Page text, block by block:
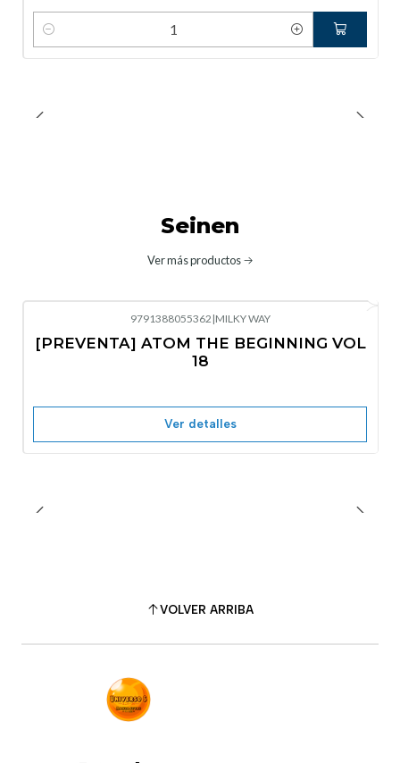
Cantidad
Seinen
Ver más productos
9791388055362 |MILKY WAY
[PREVENTA] ATOM THE BEGINNING VOL
18
Ver detalles
VOLVER ARRIBA